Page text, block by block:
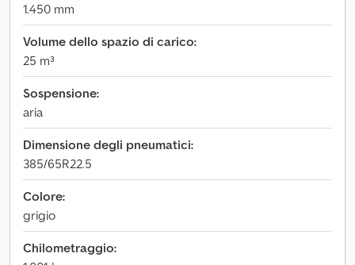
1.450 mm
Volume dello spazio di carico:
25 m³
Sospensione:
aria
Dimensione degli pneumatici:
385/65R22.5
Colore:
grigio
Chilometraggio: